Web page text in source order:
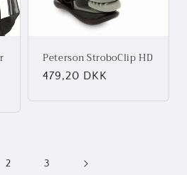
Peterson StroboClip HD
Normalpris
479,20 DKK
2 3